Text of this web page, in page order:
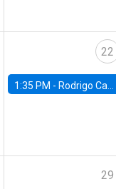
22
1:35 PM - Rodrigo Caputo, Usach
29